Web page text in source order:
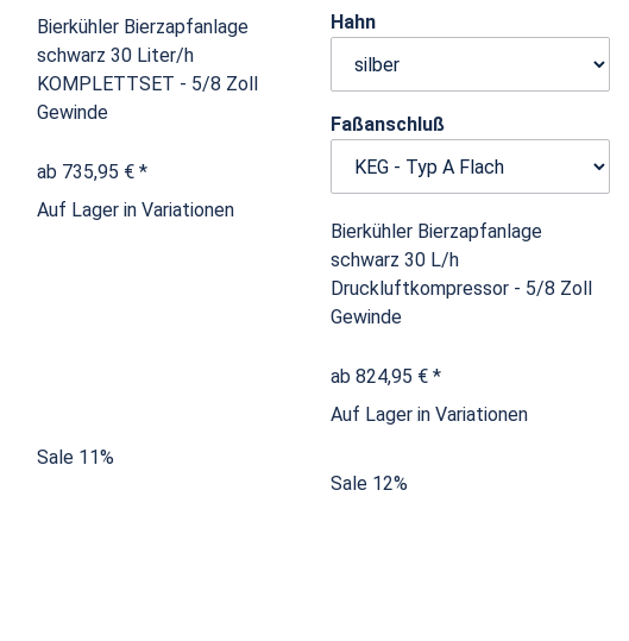
Bierkühler Bierzapfanlage
schwarz 30 Liter/h
KOMPLETTSET - 5/8 Zoll
Gewinde
ab 735,95 € *
Auf Lager in Variationen
Hahn
Faßanschluß
Bierkühler Bierzapfanlage
schwarz 30 L/h
Druckluftkompressor - 5/8 Zoll
Gewinde
ab 824,95 € *
Auf Lager in Variationen
Sale 11%
Sale 12%